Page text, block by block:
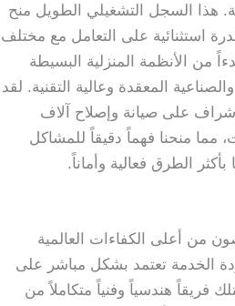
هذا السجل التشغيلي الطويل منح
استثنائية على التعامل مع مختلف
من الأنظمة المنزلية البسيطة
المعقدة وعالية التقنية. لقد
على صيانة وإصلاح آلاف
مما منحنا فهماً دقيقاً للمشاكل
بأكثر الطرق فعالية وأماناً.
من أعلى الكفاءات العالمية
الخدمة تعتمد بشكل مباشر على
فريقاً هندسياً وفنياً متكاملاً من